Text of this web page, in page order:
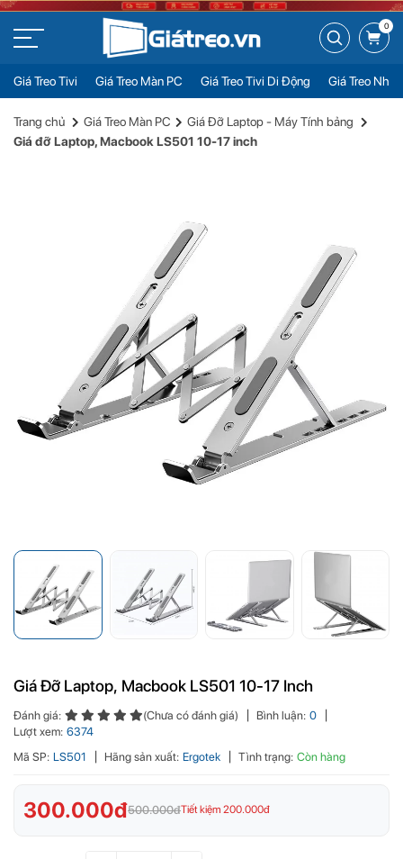
0
Giá Treo Tivi Giá Treo Màn PC Giá Treo Tivi Di Động
Giá Treo
300.000đ
Đặt mua
Trang chủ Giá Treo Màn PC
Giá Đỡ Laptop - Máy Tính bảng
Giá đỡ Laptop, Macbook LS501 10-17 inch
Giá Đỡ Laptop, Macbook LS501 10-17 Inch
Đánh giá: (Chưa có đánh giá) Bình luận: 0
Lượt xem: 6374
Mã SP: LS501 Hãng sản xuất: Ergotek Tình trạng: Còn hàng
300.000đ500.000đTiết kiệm 200.000đ